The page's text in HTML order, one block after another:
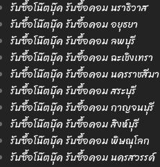
รับซื้อโน๊ตบุ๊ค รับซื้อคอม นราธิวาส
รับซื้อโน๊ตบุ๊ค รับซื้อคอม อยุธยา
รับซื้อโน๊ตบุ๊ค รับซื้อคอม ลพบุรี
รับซื้อโน๊ตบุ๊ค รับซื้อคอม ฉะเชิงเทรา
รับซื้อโน๊ตบุ๊ค รับซื้อคอม นครราชสีมา
รับซื้อโน๊ตบุ๊ค รับซื้อคอม สระบุรี
รับซื้อโน๊ตบุ๊ค รับซื้อคอม กาญจนบุรี
รับซื้อโน๊ตบุ๊ค รับซื้อคอม สิงห์บุรี
รับซื้อโน๊ตบุ๊ค รับซื้อคอม พิษณุโลก
รับซื้อโน๊ตบุ๊ค รับซื้อคอม นครสวรรค์